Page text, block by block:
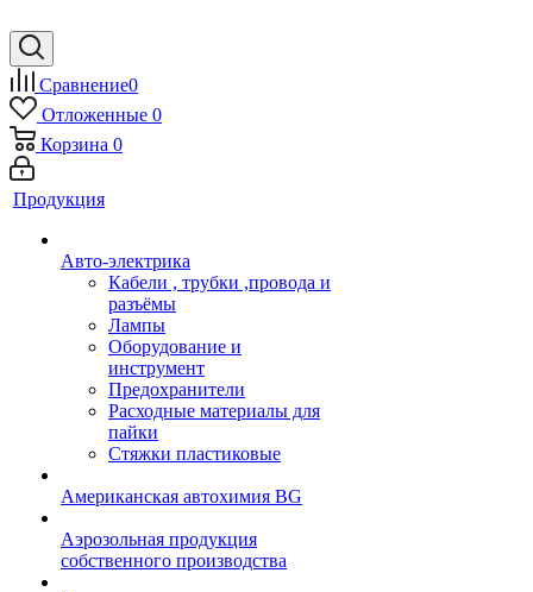
Сравнение0
Отложенные 0
Корзина 0
Продукция
Авто-электрика
Кабели , трубки ,провода и
разъёмы
Лампы
Оборудование и
инструмент
Предохранители
Расходные материалы для
пайки
Стяжки пластиковые
Американская автохимия BG
Аэрозольная продукция
собственного производства